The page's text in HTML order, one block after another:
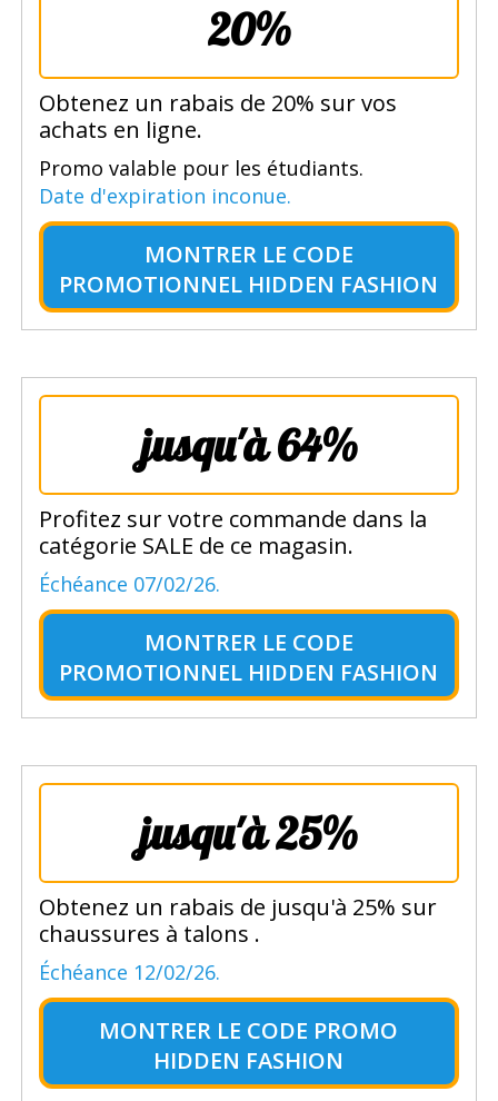
20%
Obtenez un rabais de 20% sur vos
achats en ligne.
Promo valable pour les étudiants.
Date d'expiration inconue.
MONTRER LE CODE
PROMOTIONNEL HIDDEN FASHION
jusqu'à 64%
Profitez sur votre commande dans la
catégorie SALE de ce magasin.
Échéance 07/02/26.
MONTRER LE CODE
PROMOTIONNEL HIDDEN FASHION
jusqu'à 25%
Obtenez un rabais de jusqu'à 25% sur
chaussures à talons .
Échéance 12/02/26.
MONTRER LE CODE PROMO
HIDDEN FASHION